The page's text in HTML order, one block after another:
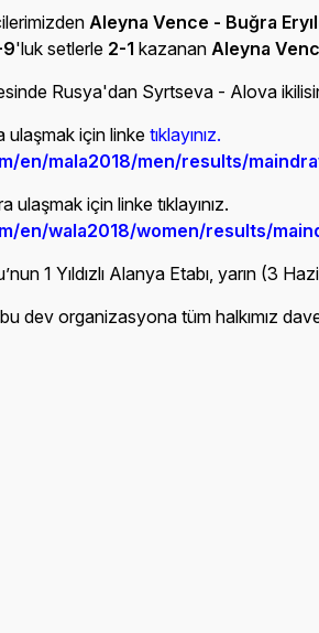
Aleyna Vence - Buğra
9'luk setlerle 2-1 kazananAleyna
Rusya'dan Syrtseva - Alova
ulaşmak için linketıklayınız.
en/mala2018/men/results/
için linke tıklayınız.
en/wala2018/women/results/
1 Yıldızlı Alanya Etabı, yarın (3
dev organizasyona tüm halkımız